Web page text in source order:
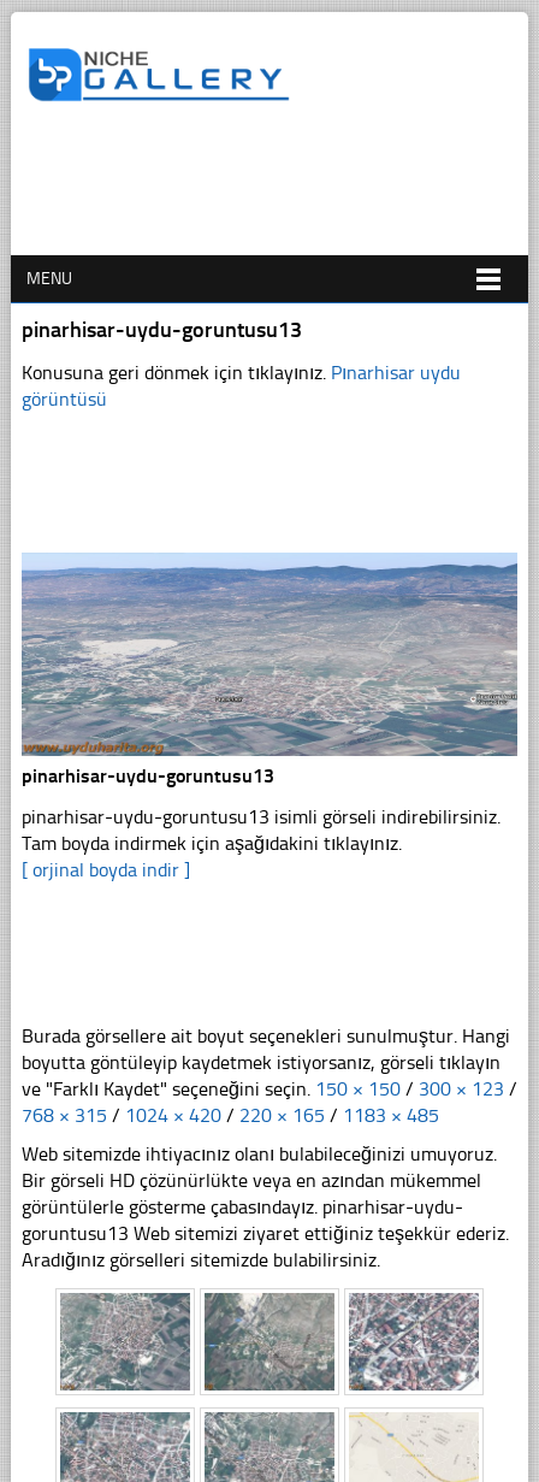
MENU
pinarhisar-uydu-goruntusu13
Konusuna geri dönmek için tıklayınız. Pınarhisar uydu
görüntüsü
pinarhisar-uydu-goruntusu13
pinarhisar-uydu-goruntusu13 isimli görseli indirebilirsiniz.
Tam boyda indirmek için aşağıdakini tıklayınız.
[ orjinal boyda indir ]
Burada görsellere ait boyut seçenekleri sunulmuştur. Hangi
boyutta göntüleyip kaydetmek istiyorsanız, görseli tıklayın
ve "Farklı Kaydet" seçeneğini seçin. 150 × 150 / 300 × 123 /
768 × 315 / 1024 × 420 / 220 × 165 / 1183 × 485
Web sitemizde ihtiyacınız olanı bulabileceğinizi umuyoruz.
Bir görseli HD çözünürlükte veya en azından mükemmel
görüntülerle gösterme çabasındayız. pinarhisar-uydu-
goruntusu13 Web sitemizi ziyaret ettiğiniz teşekkür ederiz.
Aradığınız görselleri sitemizde bulabilirsiniz.